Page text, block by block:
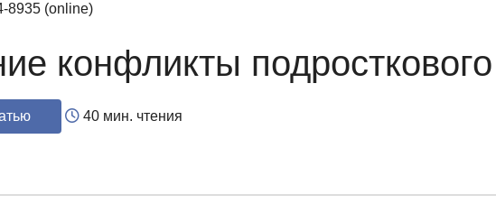
8935 (online)
конфликты
40 мин. чтения